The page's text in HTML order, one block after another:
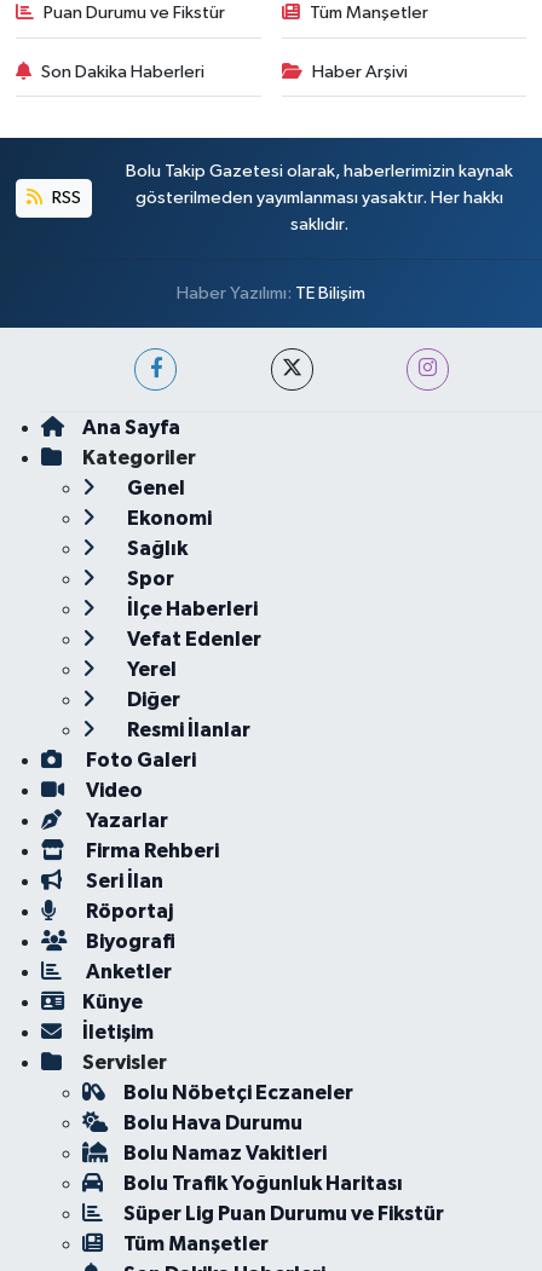
Puan Durumu ve Fikstür Tüm Manşetler
Son Dakika Haberleri Haber Arşivi
RSS
Bolu Takip Gazetesi olarak, haberlerimizin kaynak
gösterilmeden yayımlanması yasaktır. Her hakkı
saklıdır.
Haber Yazılımı: TE Bilişim
Ana Sayfa
Kategoriler
Genel
Ekonomi
Sağlık
Spor
İlçe Haberleri
Vefat Edenler
Yerel
Diğer
Resmi İlanlar
Foto Galeri
Video
Yazarlar
Firma Rehberi
Seri İlan
Röportaj
Biyografi
Anketler
Künye
İletişim
Servisler
Bolu Nöbetçi Eczaneler
Bolu Hava Durumu
Bolu Namaz Vakitleri
Bolu Trafik Yoğunluk Haritası
Süper Lig Puan Durumu ve Fikstür
Tüm Manşetler